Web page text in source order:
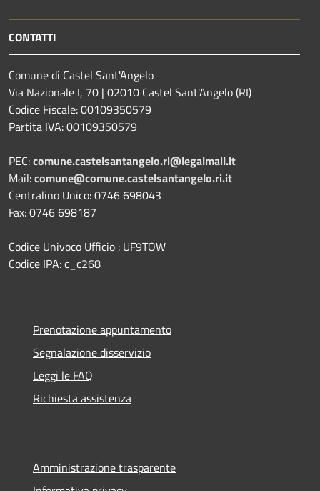
CONTATTI
Comune di Castel Sant'Angelo
Via Nazionale I, 70 | 02010 Castel Sant'Angelo (RI)
Codice Fiscale: 00109350579
Partita IVA: 00109350579
PEC:comune.castelsantangelo.ri@legalmail.it
Mail:comune@comune.castelsantangelo.ri.it
Centralino Unico: 0746 698043
Fax: 0746 698187
Codice Univoco Ufficio : UF9TOW
Codice IPA: c_c268
Prenotazione appuntamento
Segnalazione disservizio
Leggi le FAQ
Richiesta assistenza
Amministrazione trasparente